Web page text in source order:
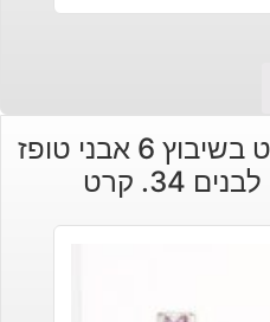
עגילי זהב לבן 10 קרט בשיבוץ 6 אבני טופז